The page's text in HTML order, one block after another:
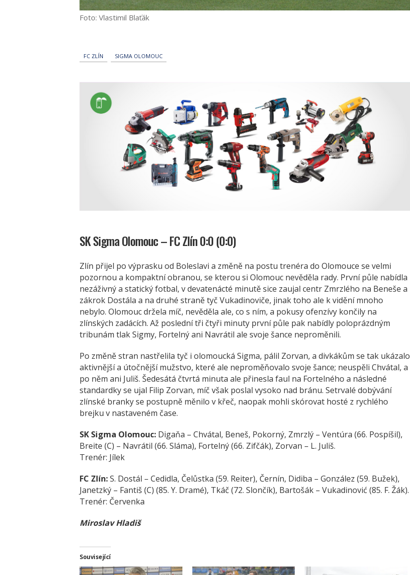
Foto: Vlastimil Blaťák
FC ZLÍN SIGMA OLOMOUC
SK Sigma Olomouc – FC Zlín 0:0 (0:0)
Zlín přijel po výprasku od Boleslavi a změně na postu trenéra do Olomouce se velmi
pozornou a kompaktní obranou, se kterou si Olomouc nevěděla rady. První půle nabídla
nezáživný a statický fotbal, v devatenácté minutě sice zaujal centr Zmrzlého na Beneše a
zákrok Dostála a na druhé straně tyč Vukadinoviče, jinak toho ale k vidění mnoho
nebylo. Olomouc držela míč, nevěděla ale, co s ním, a pokusy ofenzívy končily na
zlínských zadácích. Až poslední tři čtyři minuty první půle pak nabídly poloprázdným
tribunám tlak Sigmy, Fortelný ani Navrátil ale svoje šance neproměnili.
Po změně stran nastřelila tyč i olomoucká Sigma, pálil Zorvan, a divkákům se tak ukázalo
aktivnější a útočnější mužstvo, které ale neproměňovalo svoje šance; neuspěli Chvátal, a
po něm ani Juliš. Šedesátá čtvrtá minuta ale přinesla faul na Fortelného a následné
standardky se ujal Filip Zorvan, míč však poslal vysoko nad bránu. Setrvalé dobývání
zlínské branky se postupně měnilo v křeč, naopak mohli skórovat hosté z rychlého
brejku v nastaveném čase.
SK Sigma Olomouc: Digaňa – Chvátal, Beneš, Pokorný, Zmrzlý – Ventúra (66. Pospíšil),
Breite (C) – Navrátil (66. Sláma), Fortelný (66. Zifčák), Zorvan – L. Juliš.
Trenér: Jílek
FC Zlín:S. Dostál – Cedidla, Čelůstka (59. Reiter), Černín, Didiba – González (59. Bužek),
Janetzký – Fantiš (C) (85. Y. Dramé), Tkáč (72. Slončík), Bartošák – Vukadinović (85. F. Žák).
Trenér: Červenka
Miroslav Hladiš
Související